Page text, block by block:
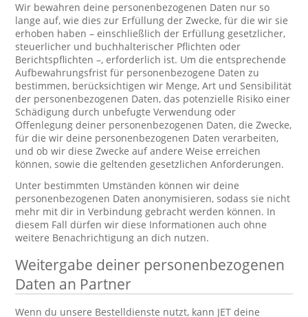
Wir bewahren deine personenbezogenen Daten nur so
lange auf, wie dies zur Erfüllung der Zwecke, für die wir sie
erhoben haben – einschließlich der Erfüllung gesetzlicher,
steuerlicher und buchhalterischer Pflichten oder
Berichtspflichten –, erforderlich ist. Um die entsprechende
Aufbewahrungsfrist für personenbezogene Daten zu
bestimmen, berücksichtigen wir Menge, Art und Sensibilität
der personenbezogenen Daten, das potenzielle Risiko einer
Schädigung durch unbefugte Verwendung oder
Offenlegung deiner personenbezogenen Daten, die Zwecke,
für die wir deine personenbezogenen Daten verarbeiten,
und ob wir diese Zwecke auf andere Weise erreichen
können, sowie die geltenden gesetzlichen Anforderungen.
Unter bestimmten Umständen können wir deine
personenbezogenen Daten anonymisieren, sodass sie nicht
mehr mit dir in Verbindung gebracht werden können. In
diesem Fall dürfen wir diese Informationen auch ohne
weitere Benachrichtigung an dich nutzen.
Weitergabe deiner personenbezogenen
Daten an Partner
Wenn du unsere Bestelldienste nutzt, kann JET deine